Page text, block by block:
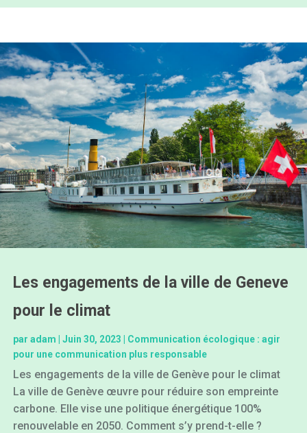
Les engagements de la ville de Geneve
pour le climat
par adam Juin 30, 2023
Communication écologique : agir
pour une communication plus responsable
Les engagements de la ville de Genève pour le climat
La ville de Genève œuvre pour réduire son empreinte
carbone. Elle vise une politique énergétique 100%
renouvelable en 2050. Comment s’y prend-t-elle ?